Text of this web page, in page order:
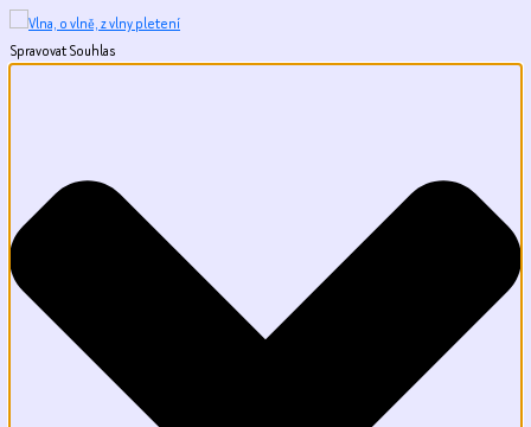
Spravovat Souhlas